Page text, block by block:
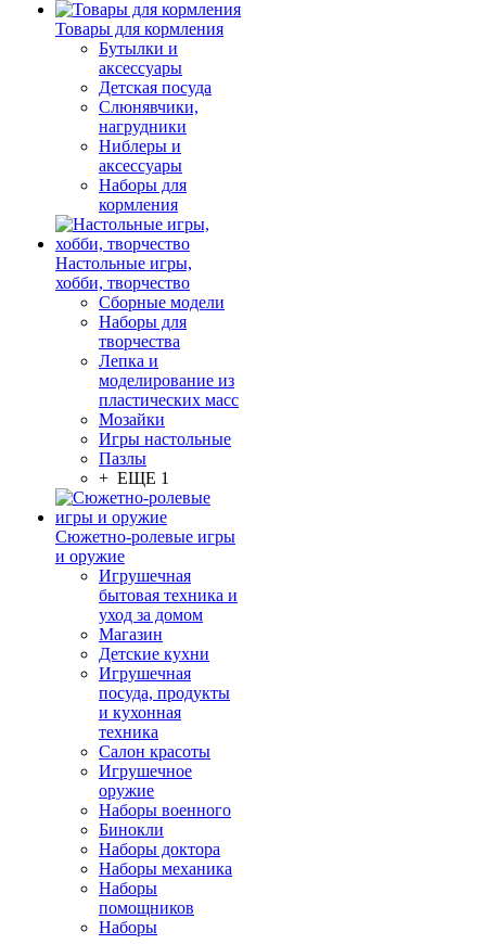
Товары для кормления
Бутылки и
аксессуары
Детская посуда
Слюнявчики,
нагрудники
Ниблеры и
аксессуары
Наборы для
кормления
Настольные игры,
хобби, творчество
Сборные модели
Наборы для
творчества
Лепка и
моделирование из
пластических масс
Мозайки
Игры настольные
Пазлы
+ ЕЩЕ 1
Сюжетно-ролевые игры
и оружие
Игрушечная
бытовая техника и
уход за домом
Магазин
Детские кухни
Игрушечная
посуда, продукты
и кухонная
техника
Салон красоты
Игрушечное
оружие
Наборы военного
Бинокли
Наборы доктора
Наборы механика
Наборы
помощников
Наборы